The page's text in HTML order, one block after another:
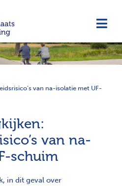
van na-isolatie met UF-
van na-
schuim
in dit geval over